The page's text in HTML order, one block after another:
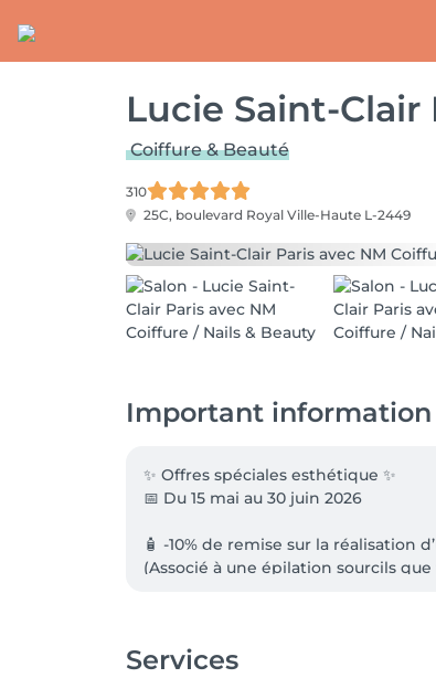
Lucie Saint-Clair
Coiffure & Beauté
310
25C, boulevard Royal Ville-Haute L-2449
Important information
✨ Offres spéciales esthétique ✨
📅 Du 15 mai au 30 juin 2026
🧴 -10% de remise sur la réalisation
(Associé à une épilation sourcils
Services